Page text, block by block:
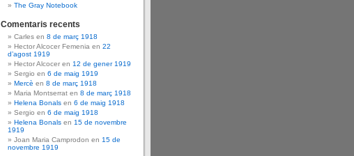
The Gray Notebook
Comentaris recents
Carles en 8 de març 1918
Hector Alcocer Femenia en 22
d’agost 1919
Hector Alcocer en 12 de gener 1919
Sergio en 6 de maig 1919
Mercè en 8 de març 1918
Maria Montserrat en 8 de març 1918
Helena Bonals en 6 de maig 1918
Sergio en 6 de maig 1918
Helena Bonals en 15 de novembre
1919
Joan Maria Camprodon en 15 de
novembre 1919